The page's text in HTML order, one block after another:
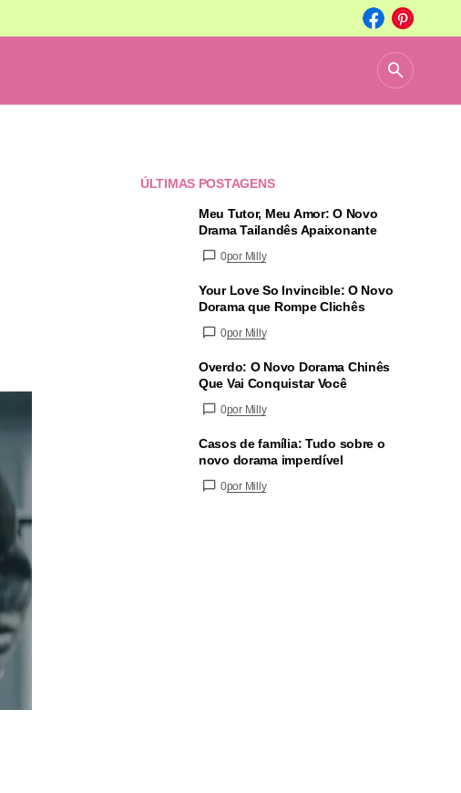
ÚLTIMAS POSTAGENS
Meu Tutor, Meu Amor: O Novo
Drama Tailandês Apaixonante
0por Milly
Your Love So Invincible: O Novo
Dorama que Rompe Clichês
0por Milly
Overdo: O Novo Dorama Chinês
Que Vai Conquistar Você
0por Milly
Casos de família: Tudo sobre o
novo dorama imperdível
0por Milly